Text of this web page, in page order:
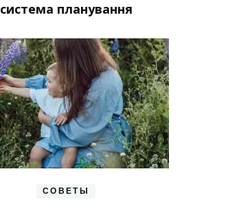
система планування
СОВЕТЫ